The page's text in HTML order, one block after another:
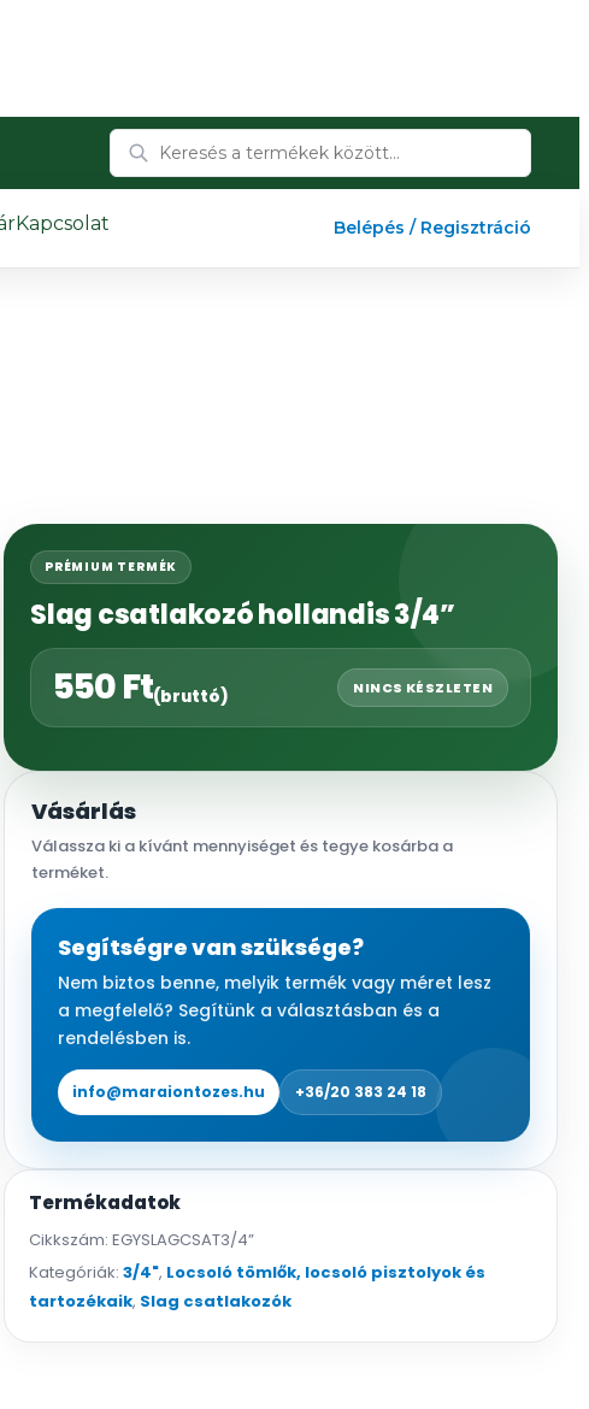
Kapcsolat Belépés / Regisztráció
PRÉMIUM TERMÉK
Slag csatlakozó hollandis 3/4”
550Ft(bruttó) NINCS KÉSZLETEN
Vásárlás
Válassza ki a kívánt mennyiséget és tegye kosárba a
terméket.
Segítségre van szüksége?
Nem biztos benne, melyik termék vagy méret lesz
a megfelelő? Segítünk a választásban és a
rendelésben is.
info@maraiontozes.hu +36/20 383 24 18
Termékadatok
Cikkszám: EGYSLAGCSAT3/4”
Kategóriák: 3/4", Locsoló tömlők, locsoló pisztolyok és
tartozékaik, Slag csatlakozók